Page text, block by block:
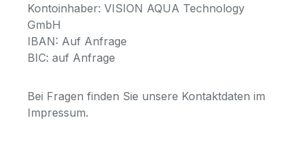
Kontoinhaber: VISION AQUA Technology
GmbH
IBAN: Auf Anfrage
BIC: auf Anfrage
Bei Fragen finden Sie unsere Kontaktdaten im
Impressum.